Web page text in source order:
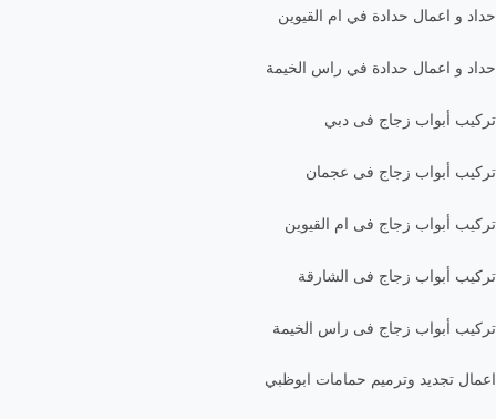
حداد و اعمال حدادة في ام القيوين
حداد و اعمال حدادة في راس الخيمة
تركيب أبواب زجاج فى دبي
تركيب أبواب زجاج فى عجمان
تركيب أبواب زجاج فى ام القيوين
تركيب أبواب زجاج فى الشارقة
تركيب أبواب زجاج فى راس الخيمة
اعمال تجديد وترميم حمامات ابوظبي